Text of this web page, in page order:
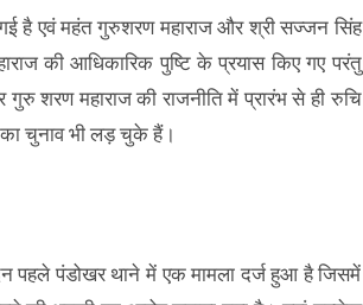
है एवं महंत गुरुशरण महाराज और श्री सज्जन सिंह
की आधिकारिक पुष्टि के प्रयास किए गए परंतु
शरण महाराज की राजनीति में प्रारंभ से ही रुचि
का चुनाव भी लड़ चुके हैं।
पहले पंडोखर थाने में एक मामला दर्ज हुआ है जिसमें